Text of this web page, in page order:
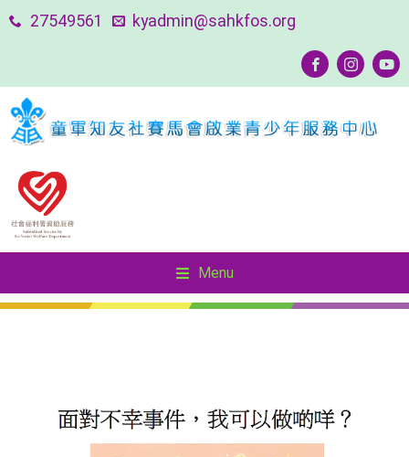
27549561 kyadmin@sahkfos.org
Menu
Menu